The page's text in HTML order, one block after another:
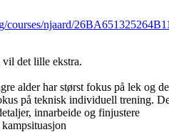
courses/njaard/
det lille ekstra.
alder har størst fokus på lek og
på teknisk individuell trening.
innarbeide og finjustere